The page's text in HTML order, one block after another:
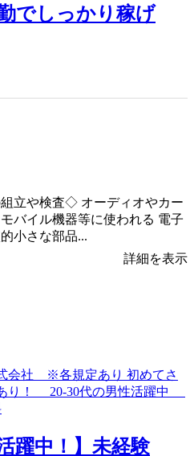
でしっかり稼げ
立や検査◇ オーディオやカー
バイル機器等に使われる 電子
小さな部品...
詳細を表示
躍中！】未経験